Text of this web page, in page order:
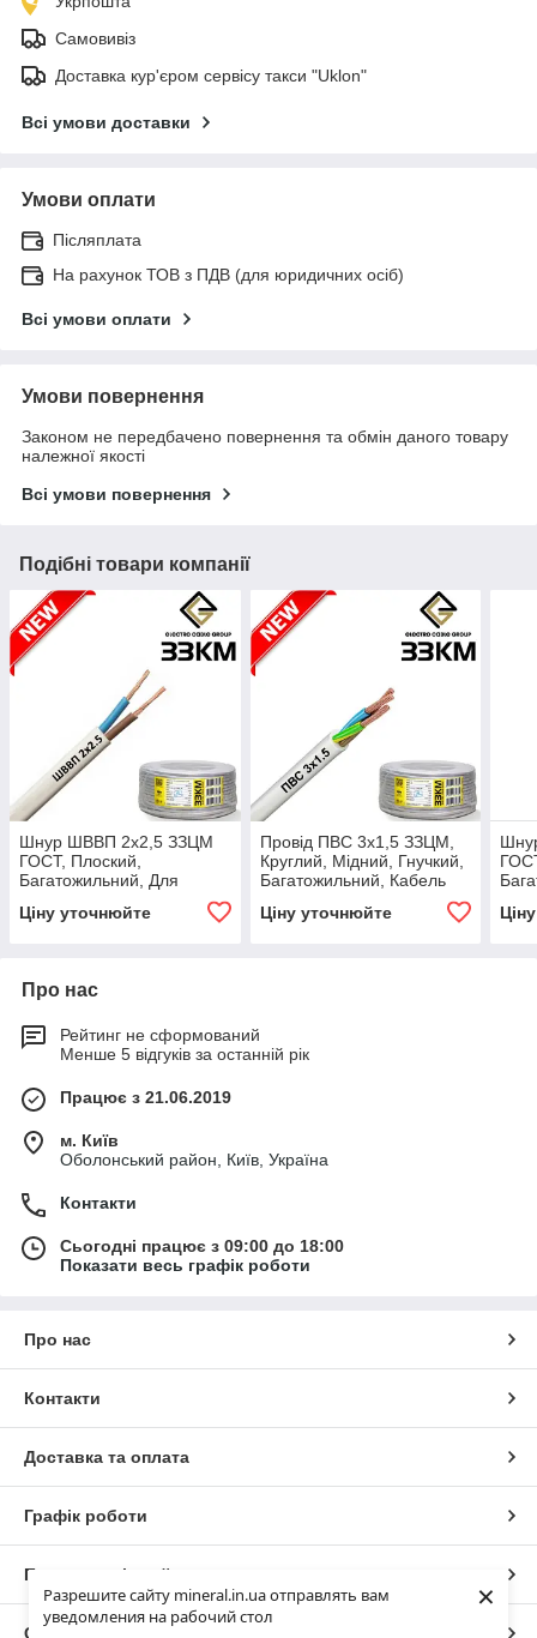
Разрешите сайту mineral.in.ua отправлять вам
уведомления на рабочий стол
×
Самовивіз
Доставка кур'єром сервісу такси "Uklon"
Всі умови доставки
Умови оплати
Післяплата
На рахунок ТОВ з ПДВ (для юридичних осіб)
Всі умови оплати
Умови повернення
Законом не передбачено повернення та обмін даного товару
належної якості
Всі умови повернення
Подібні товари компанії
Шнур ШВВП 2х2,5 ЗЗЦМ
ГОСТ, Плоский,
Багатожильний, Для
приєднання
Ціну уточнюйте
Провід ПВС 3х1,5 ЗЗЦМ,
Круглий, Мідний, Гнучкий,
Багатожильний, Кабель
електроустаткування
Ціну уточнюйте
Про нас
Рейтинг не сформований
Менше 5 відгуків за останній рік
Працює з 21.06.2019
м. Київ
Оболонський район, Київ, Україна
Контакти
Сьогодні працює з 09:00 до 18:00
Показати весь графік роботи
Про нас
Контакти
Доставка та оплата
Графік роботи
Повна версія сайту
Сайт створено на маркетплейсі